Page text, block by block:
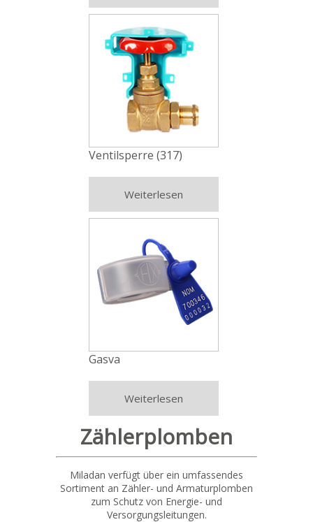
Ventilsperre (317)
Weiterlesen
Gasva
Weiterlesen
Zählerplomben
Miladan verfügt über ein umfassendes
Sortiment an Zähler- und Armaturplomben
zum Schutz von Energie- und
Versorgungsleitungen.